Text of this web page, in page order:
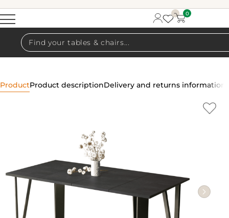
Products
search
0
ProductProduct descriptionDelivery and returns information